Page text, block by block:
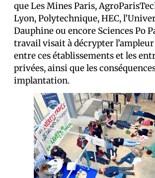
que Les Mines Paris,
Lyon, Polytechnique, HEC,
Dauphine ou encore Sciences Po
travail visait à décrypter l’ampleur
entre ces établissements et les
privées, ainsi que les
implantation.